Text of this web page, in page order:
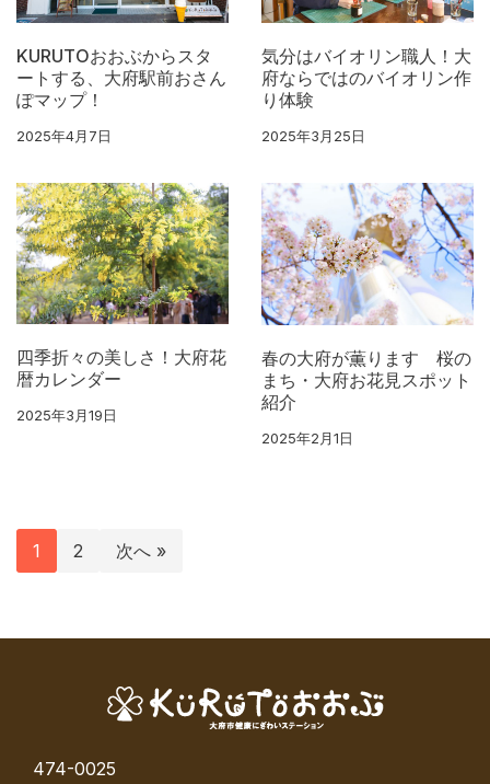
KURUTOおおぶからスタ
ートする、大府駅前おさん
ぽマップ！
2025年4月7日
気分はバイオリン職人！大
府ならではのバイオリン作
り体験
2025年3月25日
四季折々の美しさ！大府花
暦カレンダー
2025年3月19日
春の大府が薫ります 桜の
まち・大府お花見スポット
紹介
2025年2月1日
1 2 次へ »
474-0025